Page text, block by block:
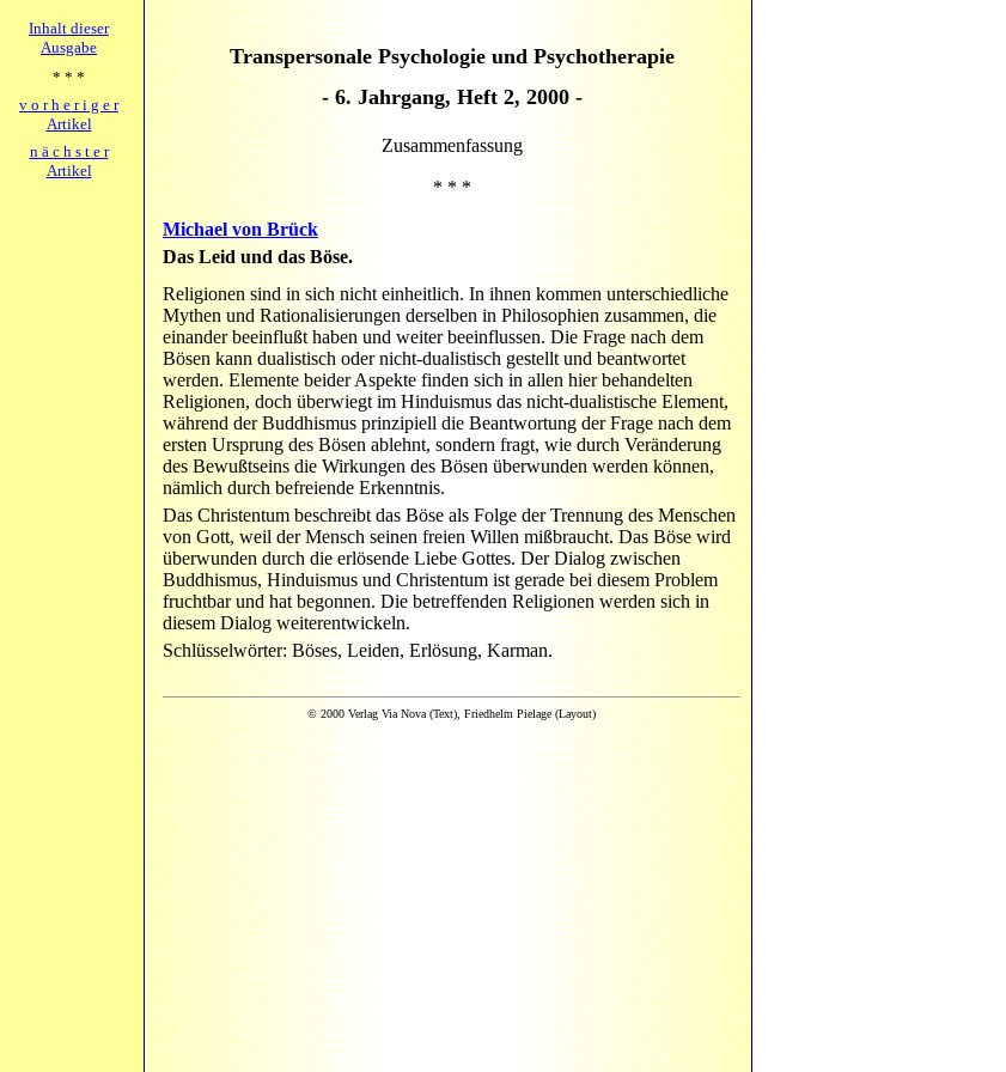
Inhalt dieser
Ausgabe
* * *
v o r h e r i g e r
Artikel
n ä c h s t e r
Artikel
Transpersonale Psychologie und Psychotherapie
- 6. Jahrgang, Heft 2, 2000 -
Zusammenfassung
* * *
Michael von Brück
Das Leid und das Böse.
Religionen sind in sich nicht einheitlich. In ihnen kommen unterschiedliche
Mythen und Rationalisierungen derselben in Philosophien zusammen, die
einander beeinflußt haben und weiter beeinflussen. Die Frage nach dem
Bösen kann dualistisch oder nicht-dualistisch gestellt und beantwortet
werden. Elemente beider Aspekte finden sich in allen hier behandelten
Religionen, doch überwiegt im Hinduismus das nicht-dualistische Element,
während der Buddhismus prinzipiell die Beantwortung der Frage nach dem
ersten Ursprung des Bösen ablehnt, sondern fragt, wie durch Veränderung
des Bewußtseins die Wirkungen des Bösen überwunden werden können,
nämlich durch befreiende Erkenntnis.
Das Christentum beschreibt das Böse als Folge der Trennung des Menschen
von Gott, weil der Mensch seinen freien Willen mißbraucht. Das Böse wird
überwunden durch die erlösende Liebe Gottes. Der Dialog zwischen
Buddhismus, Hinduismus und Christentum ist gerade bei diesem Problem
fruchtbar und hat begonnen. Die betreffenden Religionen werden sich in
diesem Dialog weiterentwickeln.
Schlüsselwörter: Böses, Leiden, Erlösung, Karman.
© 2000 Verlag Via Nova (Text), Friedhelm Pielage (Layout)